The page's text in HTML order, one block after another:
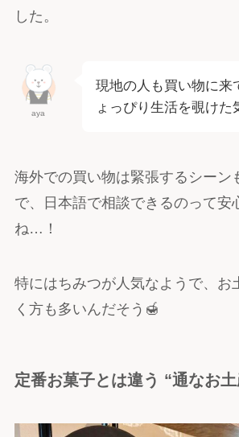
した。
aya
現地の人も買い物に来
ょっぴり生活を覗けた
海外での買い物は緊張するシーン
で、日本語で相談できるのって安
ね…！
特にはちみつが人気なようで、お
く方も多いんだそう🍯
定番お菓子とは違う “通なお